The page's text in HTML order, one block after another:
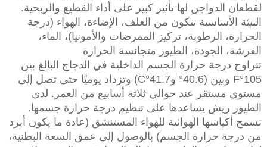
لقطعان الدواجن لها تأثير كبير على أداء القطيع والربحية.
البيئة الأساسية تتكون من العلف، الإضاءة، الهواء (درجة
الحرارة، الرطوبة، تركيز الممرضات والأمونيا)، الماء،
الفرشة، الجودة، الطيور متجانسة الحرارة
تتراوح درجة حرارة الجسم الداخلية في الدجاج البالغ بين
105°F وبين (40.6° و41.7°C) وتزداد يوميًا حتى تصل إلى
مستوى مستقر عند حوالي ثلاثة أسابيع من العمر. لدى
الطيور ريش يساعدها على تنظيم درجة حرارة جسمها.
تسمح أكياسها الهوائية للهواء المستنشق (عادة ما يكون أبرد
من درجة حرارة الجسم) بالوصول إلى عمق السعة البطنية،